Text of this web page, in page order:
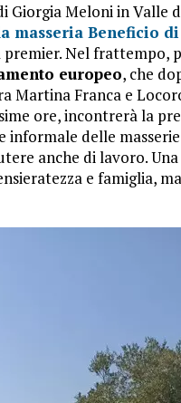
Giorgia Meloni in Valle
masseria Beneficio
premier. Nel frattempo,
europeo, che
Martina Franca e
ore, incontrerà la
informale delle
anche di lavoro.
e famiglia,